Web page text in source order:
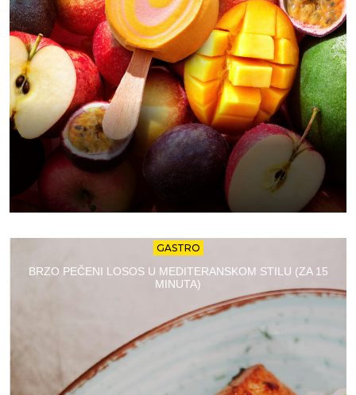
GASTRO
BRZO PEČENI LOSOS U MEDITERANSKOM STILU (ZA 15
MINUTA)